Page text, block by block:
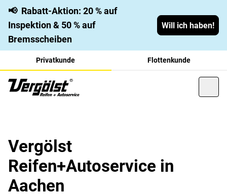
📢 Rabatt-Aktion: 20 % auf
Inspektion & 50 % auf
Bremsscheiben
Will ich haben!
Privatkunde Flottenkunde
Vergölst
Reifen+Autoservice in
Aachen